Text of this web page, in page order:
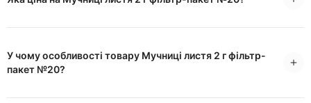
У чому особливості товару Мучниці листя 2 г фільтр-
пакет №20?